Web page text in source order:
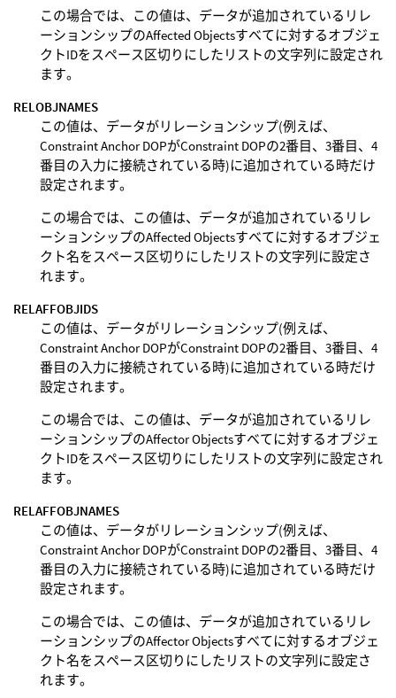
この場合では、この値は、データが追加されているリレ
ーションシップのAffected Objectsすべてに対するオブジェ
クトIDをスペース区切りにしたリストの文字列に設定され
ます。
RELOBJNAMES
この値は、データがリレーションシップ(例えば、
Constraint Anchor DOPがConstraint DOPの2番目、3番目、4
番目の入力に接続されている時)に追加されている時だけ
設定されます。
この場合では、この値は、データが追加されているリレ
ーションシップのAffected Objectsすべてに対するオブジェ
クト名をスペース区切りにしたリストの文字列に設定さ
れます。
RELAFFOBJIDS
この値は、データがリレーションシップ(例えば、
Constraint Anchor DOPがConstraint DOPの2番目、3番目、4
番目の入力に接続されている時)に追加されている時だけ
設定されます。
この場合では、この値は、データが追加されているリレ
ーションシップのAffector Objectsすべてに対するオブジェ
クトIDをスペース区切りにしたリストの文字列に設定され
ます。
RELAFFOBJNAMES
この値は、データがリレーションシップ(例えば、
Constraint Anchor DOPがConstraint DOPの2番目、3番目、4
番目の入力に接続されている時)に追加されている時だけ
設定されます。
この場合では、この値は、データが追加されているリレ
ーションシップのAffector Objectsすべてに対するオブジェ
クト名をスペース区切りにしたリストの文字列に設定さ
れます。